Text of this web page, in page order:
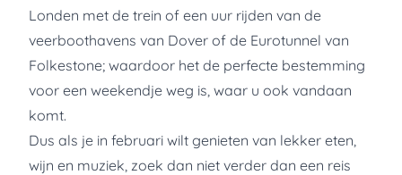
Londen met de trein of een uur rijden van de
veerboothavens van Dover of de Eurotunnel van
Folkestone; waardoor het de perfecte bestemming
voor een weekendje weg is, waar u ook vandaan
komt.
Dus als je in februari wilt genieten van lekker eten,
wijn en muziek, zoek dan niet verder dan een reis